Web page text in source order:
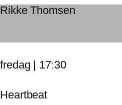
Rikke Thomsen
fredag | 17:30
Heartbeat